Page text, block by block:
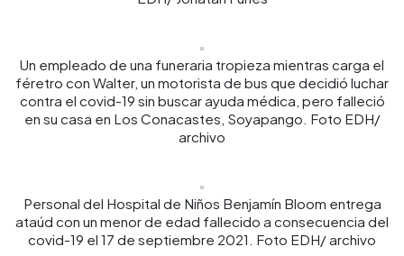
Un empleado de una funeraria tropieza mientras carga el
féretro con Walter, un motorista de bus que decidió luchar
contra el covid-19 sin buscar ayuda médica, pero falleció
en su casa en Los Conacastes, Soyapango. Foto EDH/
archivo
Personal del Hospital de Niños Benjamín Bloom entrega
ataúd con un menor de edad fallecido a consecuencia del
covid-19 el 17 de septiembre 2021. Foto EDH/ archivo